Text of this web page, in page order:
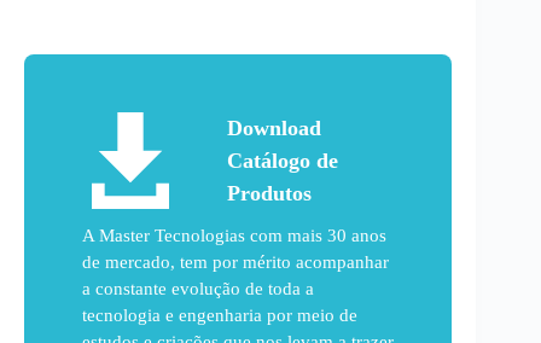
Download
Catálogo de
Produtos
A Master Tecnologias com mais 30 anos
de mercado, tem por mérito acompanhar
a constante evolução de toda a
tecnologia e engenharia por meio de